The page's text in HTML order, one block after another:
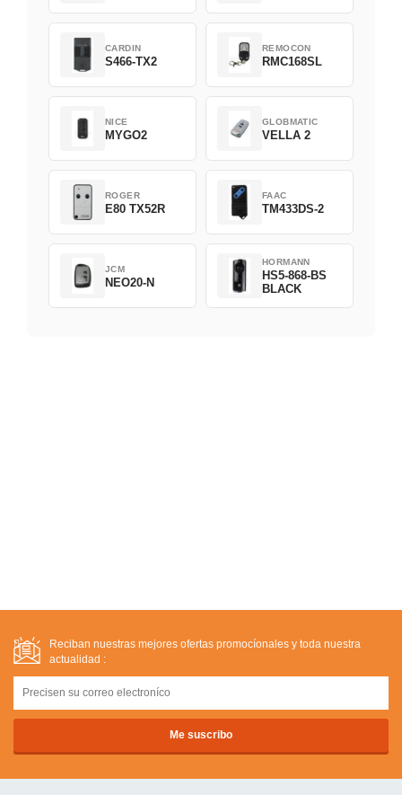
CARDIN
S466-TX2
REMOCON
RMC168SL
NICE
MYGO2
GLOBMATIC
VELLA 2
ROGER
E80 TX52R
FAAC
TM433DS-2
JCM
NEO20-N
HORMANN
HS5-868-BS
BLACK
Reciban nuestras mejores ofertas promocíonales y toda nuestra
actualidad :